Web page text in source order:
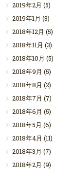
2019年2月 (5)
2019年1月 (3)
2018年12月 (5)
2018年11月 (3)
2018年10月 (5)
2018年9月 (5)
2018年8月 (2)
2018年7月 (7)
2018年6月 (5)
2018年5月 (6)
2018年4月 (11)
2018年3月 (7)
2018年2月 (9)